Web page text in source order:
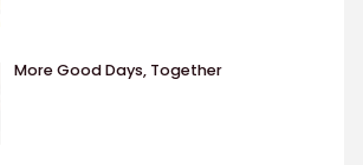
More Good Days, Together